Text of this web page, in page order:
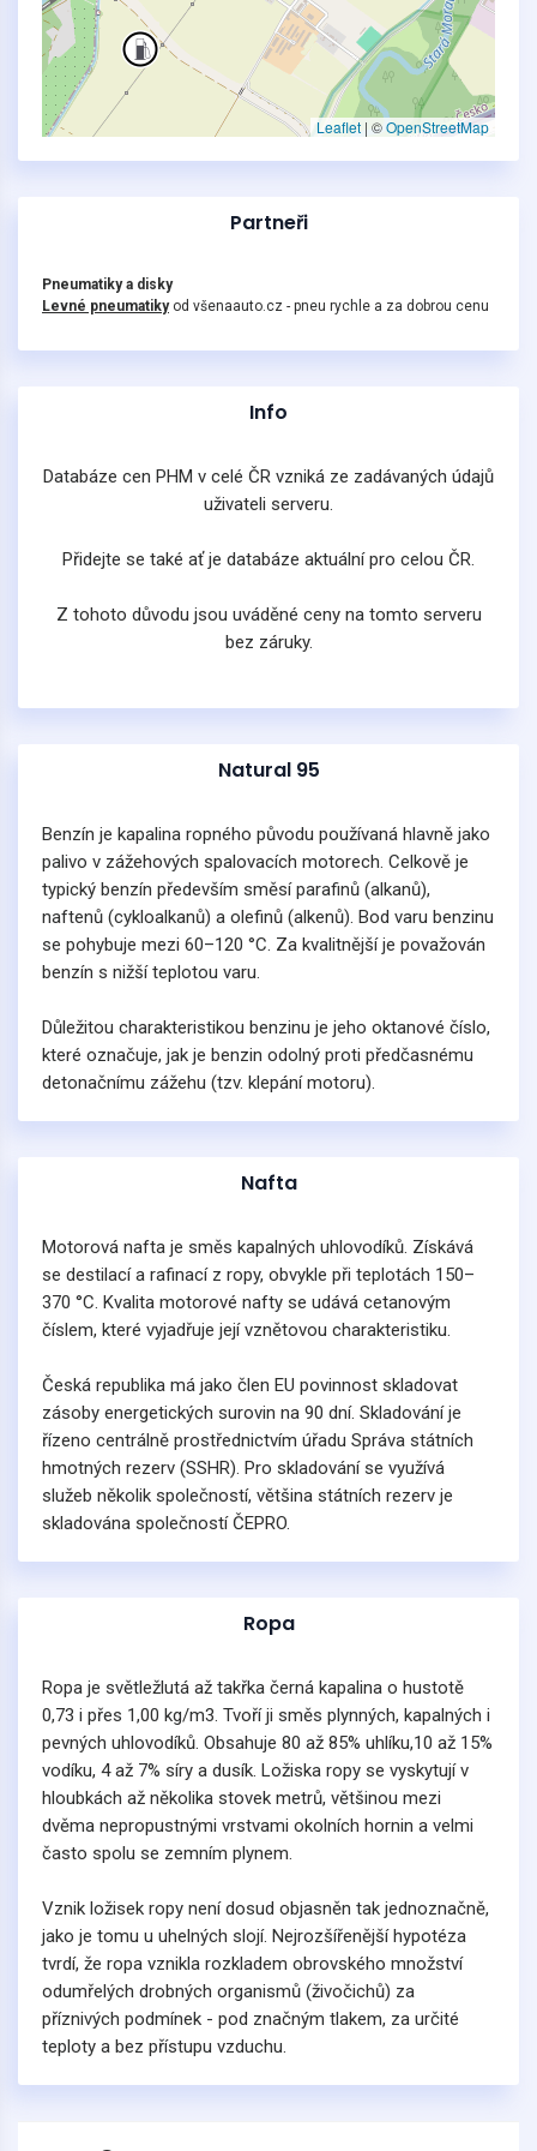
Leaflet | ©OpenStreetMap
Partneři
Pneumatiky a disky
Levné pneumatikyod všenaauto.cz - pneu rychle a za dobrou cenu
Info
Databáze cen PHM v celé ČR vzniká ze zadávaných údajů
uživateli serveru.
Přidejte se také ať je databáze aktuální pro celou ČR.
Z tohoto důvodu jsou uváděné ceny na tomto serveru
bez záruky.
Natural 95
Benzín je kapalina ropného původu používaná hlavně jako
palivo v zážehových spalovacích motorech. Celkově je
typický benzín především směsí parafinů (alkanů),
naftenů (cykloalkanů) a olefinů (alkenů). Bod varu benzinu
se pohybuje mezi 60–120 °C. Za kvalitnější je považován
benzín s nižší teplotou varu.
Důležitou charakteristikou benzinu je jeho oktanové číslo,
které označuje, jak je benzin odolný proti předčasnému
detonačnímu zážehu (tzv. klepání motoru).
Nafta
Motorová nafta je směs kapalných uhlovodíků. Získává
se destilací a rafinací z ropy, obvykle při teplotách 150–
370 °C. Kvalita motorové nafty se udává cetanovým
číslem, které vyjadřuje její vznětovou charakteristiku.
Česká republika má jako člen EU povinnost skladovat
zásoby energetických surovin na 90 dní. Skladování je
řízeno centrálně prostřednictvím úřadu Správa státních
hmotných rezerv (SSHR). Pro skladování se využívá
služeb několik společností, většina státních rezerv je
skladována společností ČEPRO.
Ropa
Ropa je světležlutá až takřka černá kapalina o hustotě
0,73 i přes 1,00 kg/m3. Tvoří ji směs plynných, kapalných i
pevných uhlovodíků. Obsahuje 80 až 85% uhlíku,10 až 15%
vodíku, 4 až 7% síry a dusík. Ložiska ropy se vyskytují v
hloubkách až několika stovek metrů, většinou mezi
dvěma nepropustnými vrstvami okolních hornin a velmi
často spolu se zemním plynem.
Vznik ložisek ropy není dosud objasněn tak jednoznačně,
jako je tomu u uhelných slojí. Nejrozšířenější hypotéza
tvrdí, že ropa vznikla rozkladem obrovského množství
odumřelých drobných organismů (živočichů) za
příznivých podmínek - pod značným tlakem, za určité
teploty a bez přístupu vzduchu.